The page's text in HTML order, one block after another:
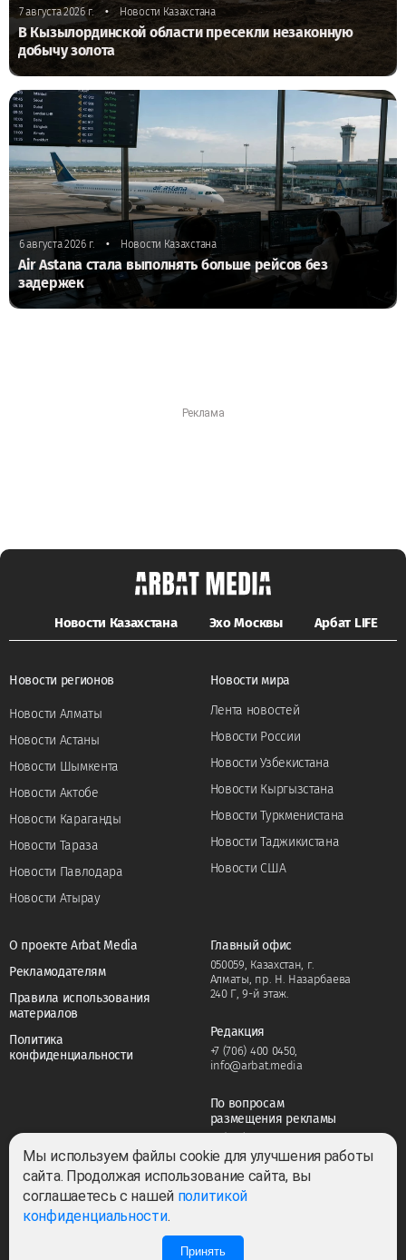
7 августа 2026 г. • Новости Казахстана
В Кызылординской области пресекли незаконную
добычу золота
6 августа 2026 г. • Новости Казахстана
Air Astana стала выполнять больше рейсов без
задержек
Новости Казахстана Эхо Москвы Арбат LIFE
Новости регионов
Новости Алматы
Новости Астаны
Новости Шымкента
Новости Актобе
Новости Караганды
Новости Тараза
Новости Павлодара
Новости Атырау
Новости мира
Лента новостей
Новости России
Новости Узбекистана
Новости Кыргызстана
Новости Туркменистана
Новости Таджикистана
Новости США
О проекте Arbat Media
Рекламодателям
Правила использования
материалов
Политика
конфиденциальности
Главный офис
050059, Казахстан, г.
Алматы, пр. Н. Назарбаева
240 Г, 9-й этаж.
Редакция
+7 (706) 400 0450,
info@arbat.media
По вопросам
размещения рекламы
adv@arbat.media
Мы используем файлы cookie для улучшения работы
сайта. Продолжая использование сайта, вы
соглашаетесь с нашей политикой
конфиденциальности.
Принять